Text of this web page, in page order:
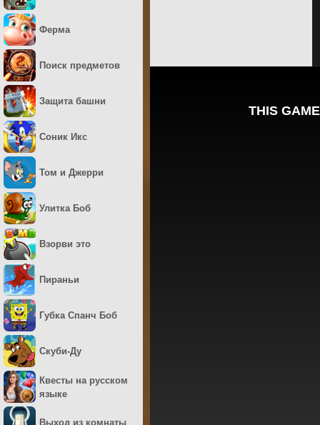
Ферма
Поиск предметов
Защита башни
Соник Икс
Том и Джерри
Улитка Боб
Взорви это
Пираньи
Губка Спанч Боб
Скуби-Ду
Квесты на русском
языке
Выход из комнаты